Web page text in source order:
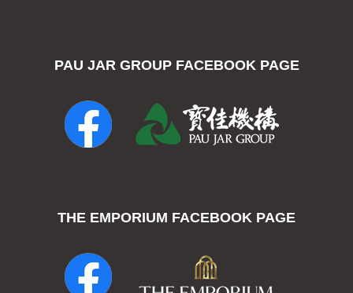
PAU JAR GROUP FACEBOOK PAGE
THE EMPORIUM FACEBOOK PAGE